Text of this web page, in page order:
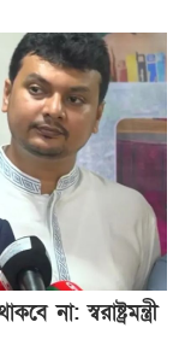
না: স্বরাষ্ট্রমন্ত্রী